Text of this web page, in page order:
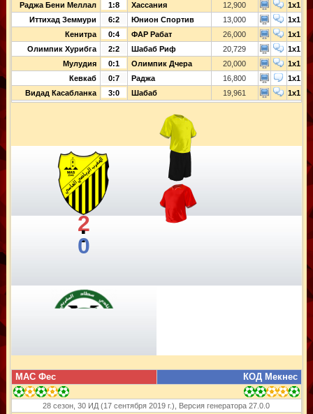
Раджа Бени Меллал
1:8 Хассания 12,900
1x1
Иттихад Земмури
6:2 Юнион Спортив 13,000
1x1
Кенитра
0:4 ФАР Рабат 26,000
1x1
Олимпик Хурибга
2:2 Шабаб Риф 20,729
1x1
Мулудия
0:1 Олимпик Дчера 20,000
1x1
Кевкаб
0:7 Раджа 16,800
1x1
Видад Касабланка
3:0 Шабаб 19,961 1x1
2
:
0
МАС Фес КОД Мекнес
28 сезон, 30 ИД (17 сентября 2019 г.), Версия генератора 27.0.0